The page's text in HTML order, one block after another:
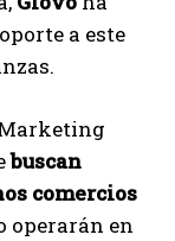
a este
buscan
comercios
operarán en